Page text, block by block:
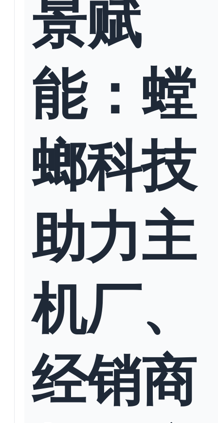
景赋
能：螳
螂科技
助力主
机厂、
经销商